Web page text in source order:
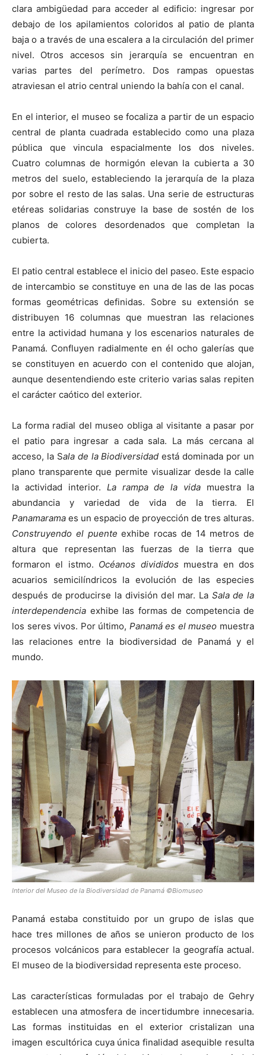
clara ambigüedad para acceder al edificio: ingresar por
debajo de los apilamientos coloridos al patio de planta
baja o a través de una escalera a la circulación del primer
nivel. Otros accesos sin jerarquía se encuentran en
varias partes del perímetro. Dos rampas opuestas
atraviesan el atrio central uniendo la bahía con el canal.
En el interior, el museo se focaliza a partir de un espacio
central de planta cuadrada establecido como una plaza
pública que vincula espacialmente los dos niveles.
Cuatro columnas de hormigón elevan la cubierta a 30
metros del suelo, estableciendo la jerarquía de la plaza
por sobre el resto de las salas. Una serie de estructuras
etéreas solidarias construye la base de sostén de los
planos de colores desordenados que completan la
cubierta.
El patio central establece el inicio del paseo. Este espacio
de intercambio se constituye en una de las de las pocas
formas geométricas definidas. Sobre su extensión se
distribuyen 16 columnas que muestran las relaciones
entre la actividad humana y los escenarios naturales de
Panamá. Confluyen radialmente en él ocho galerías que
se constituyen en acuerdo con el contenido que alojan,
aunque desentendiendo este criterio varias salas repiten
el carácter caótico del exterior.
La forma radial del museo obliga al visitante a pasar por
el patio para ingresar a cada sala. La más cercana al
acceso, la Sala de la Biodiversidad está dominada por un
plano transparente que permite visualizar desde la calle
la actividad interior. La rampa de la vida muestra la
abundancia y variedad de vida de la tierra. El
Panamarama es un espacio de proyección de tres alturas.
Construyendo el puente exhibe rocas de 14 metros de
altura que representan las fuerzas de la tierra que
formaron el istmo. Océanos divididos muestra en dos
acuarios semicilíndricos la evolución de las especies
después de producirse la división del mar. La Sala de la
interdependencia exhibe las formas de competencia de
los seres vivos. Por último, Panamá es el museo muestra
las relaciones entre la biodiversidad de Panamá y el
mundo.
Interior del Museo de la Biodiversidad de Panamá ©Biomuseo
Panamá estaba constituido por un grupo de islas que
hace tres millones de años se unieron producto de los
procesos volcánicos para establecer la geografía actual.
El museo de la biodiversidad representa este proceso.
Las características formuladas por el trabajo de Gehry
establecen una atmosfera de incertidumbre innecesaria.
Las formas instituidas en el exterior cristalizan una
imagen escultórica cuya única finalidad asequible resulta